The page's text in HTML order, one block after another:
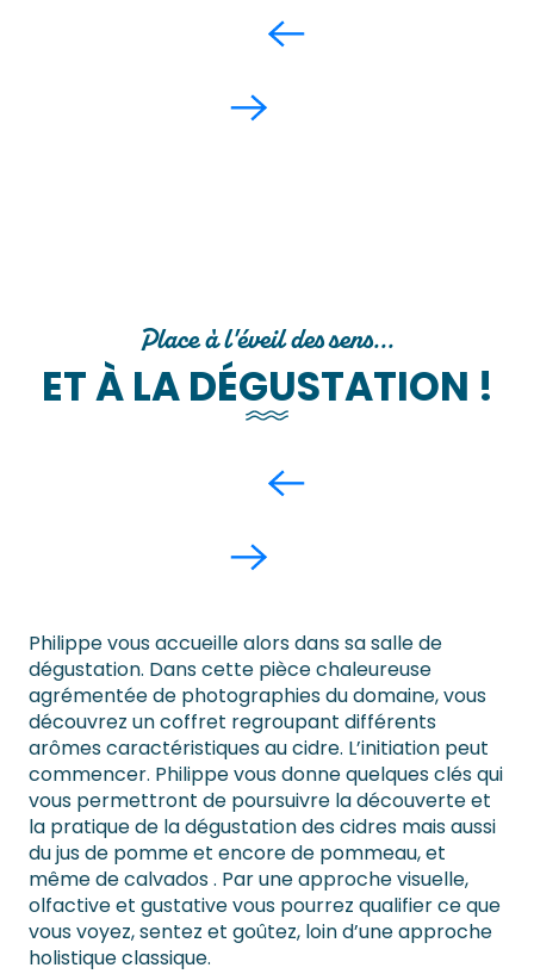
Place à l'éveil des sens...
ET À LA DÉGUSTATION !
Philippe vous accueille alors dans sa salle de
dégustation. Dans cette pièce chaleureuse
agrémentée de photographies du domaine, vous
découvrez un coffret regroupant différents
arômes caractéristiques au cidre. L’initiation peut
commencer. Philippe vous donne quelques clés qui
vous permettront de poursuivre la découverte et
la pratique de la dégustation des cidres mais aussi
du jus de pomme et encore de pommeau, et
même de calvados . Par une approche visuelle,
olfactive et gustative vous pourrez qualifier ce que
vous voyez, sentez et goûtez, loin d’une approche
holistique classique.